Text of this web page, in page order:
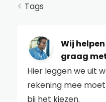
Tags
Wij
graag
Hier leggen we uit
rekening mee
bij het kiezen.